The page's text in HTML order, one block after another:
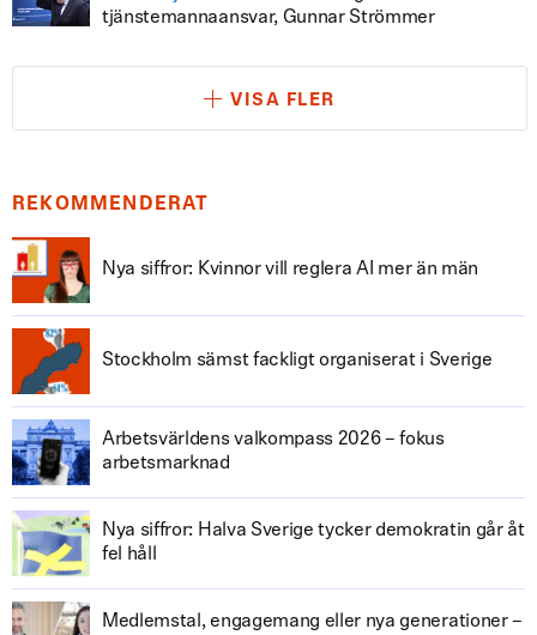
tjänstemannaansvar, Gunnar Strömmer
VISA FLER
REKOMMENDERAT
Nya siffror: Kvinnor vill reglera AI mer än män
Stockholm sämst fackligt organiserat i Sverige
Arbetsvärldens valkompass 2026 – fokus
arbetsmarknad
Nya siffror: Halva Sverige tycker demokratin går åt
fel håll
Medlemstal, engagemang eller nya generationer –